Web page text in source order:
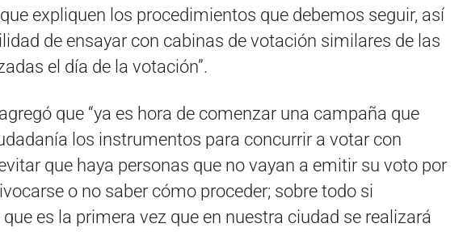
expliquen los procedimientos que debemos seguir, así
de ensayar con cabinas de votación similares de las
el día de la votación”.
que “ya es hora de comenzar una campaña que
los instrumentos para concurrir a votar con
que haya personas que no vayan a emitir su voto por
o no saber cómo proceder; sobre todo si
es la primera vez que en nuestra ciudad se realizará